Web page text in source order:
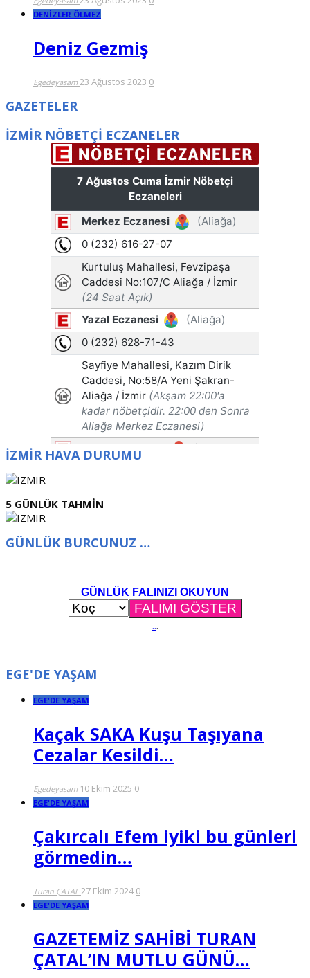
DENİZLER ÖLMEZ
Deniz Gezmiş
Egedeyasam23 Ağustos 2023 0
GAZETELER
İZMİR NÖBETÇİ ECZANELER
İZMİR HAVA DURUMU
5 GÜNLÜK TAHMİN
GÜNLÜK BURCUNUZ …
GÜNLÜK FALINIZI OKUYUN
...
EGE'DE YAŞAM
EGE'DE YAŞAM
Kaçak SAKA Kuşu Taşıyana
Cezalar Kesildi…
Egedeyasam 10 Ekim 2025 0
EGE'DE YAŞAM
Çakırcalı Efem iyiki bu günleri
görmedin…
Turan ÇATAL 27 Ekim 2024 0
EGE'DE YAŞAM
GAZETEMİZ SAHİBİ TURAN
ÇATAL’IN MUTLU GÜNÜ…